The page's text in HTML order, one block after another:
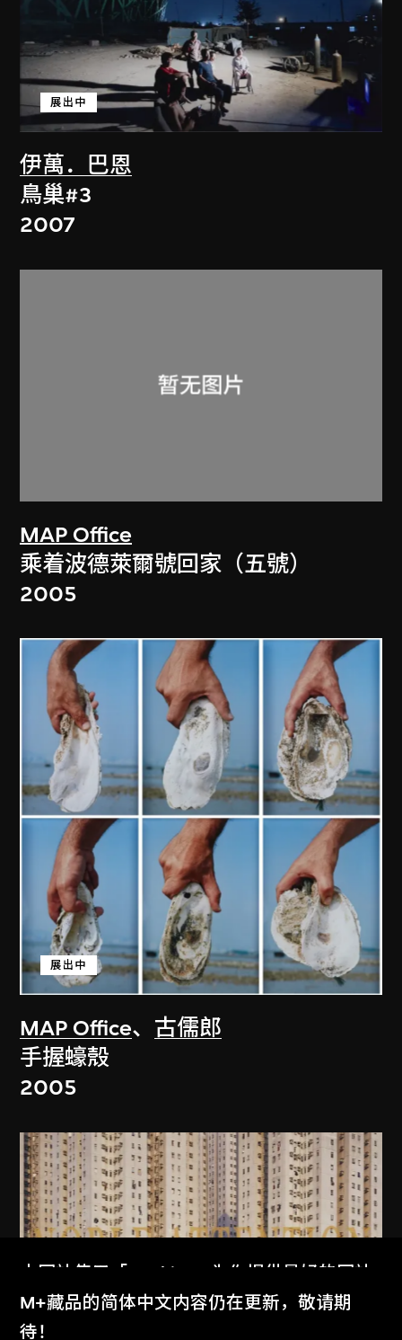
伊萬．巴恩
展出中
鳥巢#3
2007
MAP Office
乘着波德萊爾號回家（五號）
2005
MAP Office、 古儒郎
展出中
手握蠔殼
2005
本网站使用「Cookies」为你提供最好的网站
体验。
了解更多
M+藏品的简体中文内容仍在更新，敬请期
待！